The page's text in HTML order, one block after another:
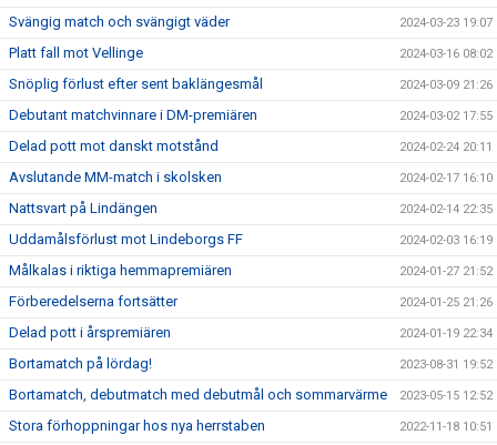
Svängig match och svängigt väder 2024-03-23 19:07
Platt fall mot Vellinge 2024-03-16 08:02
Snöplig förlust efter sent baklängesmål 2024-03-09 21:26
Debutant matchvinnare i DM-premiären 2024-03-02 17:55
Delad pott mot danskt motstånd 2024-02-24 20:11
Avslutande MM-match i skolsken 2024-02-17 16:10
Nattsvart på Lindängen 2024-02-14 22:35
Uddamålsförlust mot Lindeborgs FF 2024-02-03 16:19
Målkalas i riktiga hemmapremiären 2024-01-27 21:52
Förberedelserna fortsätter 2024-01-25 21:26
Delad pott i årspremiären 2024-01-19 22:34
Bortamatch på lördag! 2023-08-31 19:52
Bortamatch, debutmatch med debutmål och sommarvärme 2023-05-15 12:52
Stora förhoppningar hos nya herrstaben 2022-11-18 10:51